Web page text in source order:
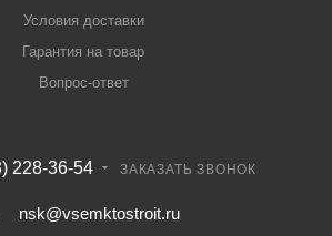
Условия доставки
Гарантия на товар
Вопрос-ответ
228-36-54 ЗАКАЗАТЬ ЗВОНОК
nsk@vsemktostroit.ru